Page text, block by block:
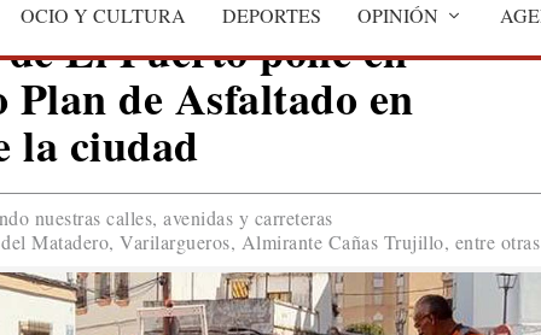
OCIO Y CULTURA DEPORTES OPINIÓN
El Puerto pone en
Plan de Asfaltado en
la ciudad
nuestras calles, avenidas y carreteras
Matadero, Varilargueros, Almirante Cañas Trujillo, entre otras